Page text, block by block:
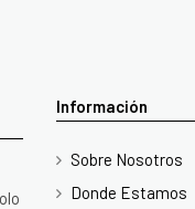
Información
Sobre Nosotros
Donde Estamos